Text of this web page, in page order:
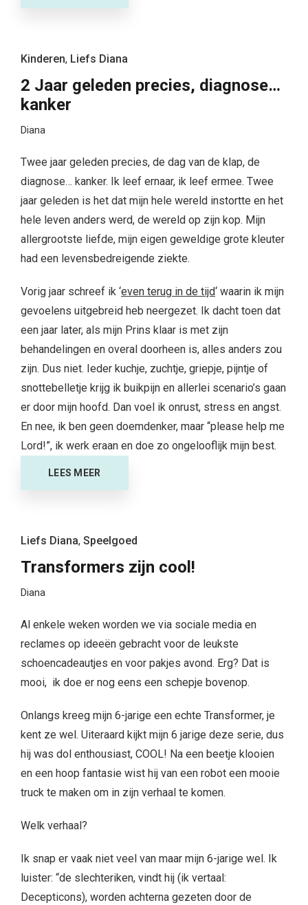
Kinderen, Liefs Diana
2 Jaar geleden precies, diagnose…
kanker
Diana
Twee jaar geleden precies, de dag van de klap, de
diagnose… kanker. Ik leef ernaar, ik leef ermee. Twee
jaar geleden is het dat mijn hele wereld instortte en het
hele leven anders werd, de wereld op zijn kop. Mijn
allergrootste liefde, mijn eigen geweldige grote kleuter
had een levensbedreigende ziekte.
Vorig jaar schreef ik ‘even terug in de tijd‘ waarin ik mijn
gevoelens uitgebreid heb neergezet. Ik dacht toen dat
een jaar later, als mijn Prins klaar is met zijn
behandelingen en overal doorheen is, alles anders zou
zijn. Dus niet. Ieder kuchje, zuchtje, griepje, pijntje of
snottebelletje krijg ik buikpijn en allerlei scenario’s gaan
er door mijn hoofd. Dan voel ik onrust, stress en angst.
En nee, ik ben geen doemdenker, maar “please help me
Lord!”, ik werk eraan en doe zo ongelooflijk mijn best.
LEES MEER
Liefs Diana, Speelgoed
Transformers zijn cool!
Diana
Al enkele weken worden we via sociale media en
reclames op ideeën gebracht voor de leukste
schoencadeautjes en voor pakjes avond. Erg? Dat is
mooi, ik doe er nog eens een schepje bovenop.
Onlangs kreeg mijn 6-jarige een echte Transformer, je
kent ze wel. Uiteraard kijkt mijn 6 jarige deze serie, dus
hij was dol enthousiast, COOL! Na een beetje klooien
en een hoop fantasie wist hij van een robot een mooie
truck te maken om in zijn verhaal te komen.
Welk verhaal?
Ik snap er vaak niet veel van maar mijn 6-jarige wel. Ik
luister: “de slechteriken, vindt hij (ik vertaal:
Decepticons), worden achterna gezeten door de